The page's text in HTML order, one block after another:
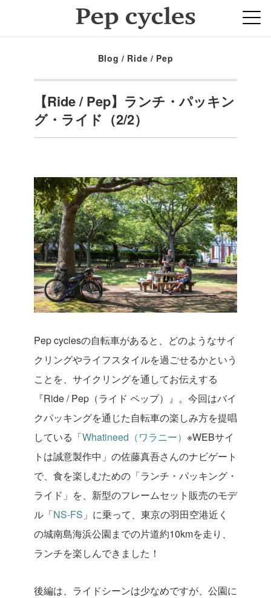
Blog / Ride / Pep
【Ride / Pep】ランチ・パッキン
グ・ライド（2/2）
Pep cyclesの自転車があると、どのようなサイ
クリングやライフスタイルを過ごせるかという
ことを、サイクリングを通してお伝えする
『Ride / Pep（ライド ペップ）』。今回はバイ
クパッキングを通じた自転車の楽しみ方を提唱
している「Whatineed （ワラニー） ※WEBサイ
トは誠意製作中」の佐藤真吾さんのナビゲート
で、食を楽しむための「ランチ・パッキング・
ライド」を、新型のフレームセット販売のモデ
ル「NS-FS 」に乗って、東京の羽田空港近く
の城南島海浜公園までの片道約10kmを走り、
ランチを楽しんできました！
後編は、ライドシーンは少なめですが、公園に